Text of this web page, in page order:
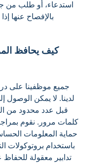
استدعاء، أو طلب من
بالإفصاح عنها
كيف يحافظ
جميع موظفينا على
لدينا. لا يمكن الوصول
قبل عدد محدود من
كلمات مرور. نقوم
حماية المعلومات
باستخدام بروتوكولات
تدابير معقولة